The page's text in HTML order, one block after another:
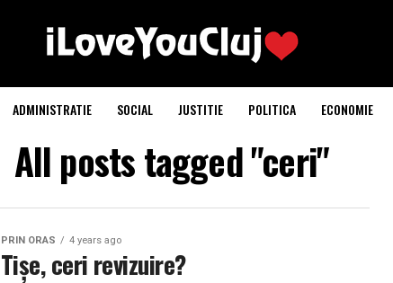
ADMINISTRATIE SOCIAL JUSTITIE POLITICA ECONOMIE
All posts tagged "ceri"
PRIN ORAS 4 years ago
Tișe, ceri revizuire?